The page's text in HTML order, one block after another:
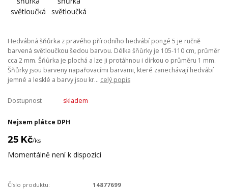
Hedvábná šňůrka z pravého přírodního hedvábí pongé 5 je ručně
barvená světloučkou šedou barvou. Délka šňůrky je 105-110 cm, průměr
cca 2 mm. Šňůrka je plochá a lze ji protáhnou i dírkou o průměru 1 mm.
Šňůrky jsou barveny napařovacími barvami, které zanechávají hedvábí
jemné a lesklé a barvy jsou kr... celý popis
Dostupnost skladem
Nejsem plátce DPH
25 Kč/ks
Momentálně není k dispozici
Číslo produktu:
14877699